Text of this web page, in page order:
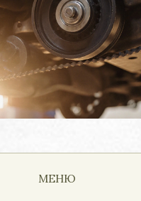
МЕНЮ